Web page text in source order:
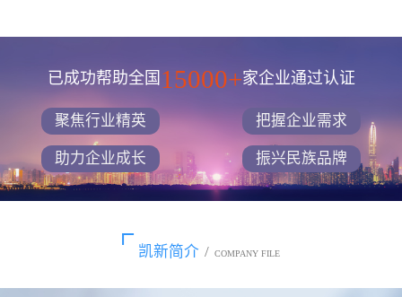
已成功帮助全国 15000+家企业通过认证
聚焦行业精英 把握企业需求
助力企业成长 振兴民族品牌
凯新简介 / COMPANY FILE